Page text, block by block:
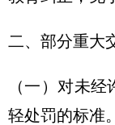
二、部分重大
（一）对未
轻处罚的标准。